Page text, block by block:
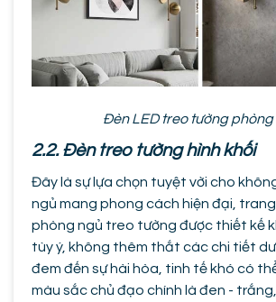
Đèn LED treo tường phòng
2.2. Đèn treo tường hình khối
Đây là sự lựa chọn tuyệt vời cho
ngủ mang phong cách hiện đại,
phòng ngủ treo tường được thiết kế
tùy ý, không thêm thắt các chi tiết
đem đến sự hài hòa, tinh tế khó có
màu sắc chủ đạo chính là đen -